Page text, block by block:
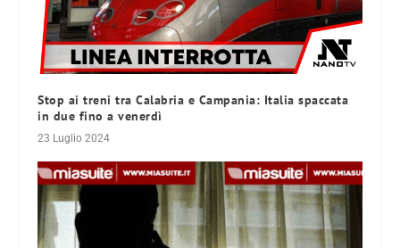
Stop ai treni tra Calabria e Campania: Italia spaccata
in due fino a venerdì
23 Luglio 2024